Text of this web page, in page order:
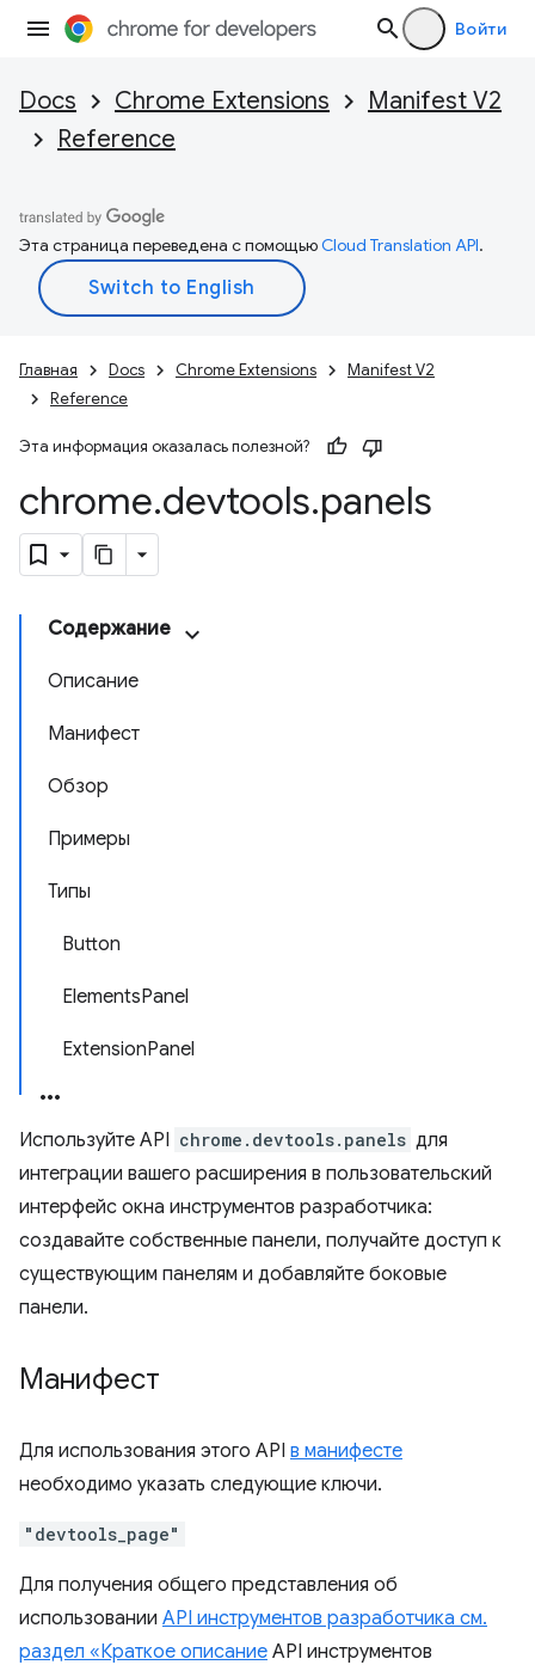
Войти
Docs Chrome Extensions
Manifest V2
Reference
Эта страница переведена с помощьюCloud Translation API.
Главная Docs Chrome Extensions
Manifest V2
Reference
Эта информация оказалась полезной?
chrome.devtools.panels
Содержание
Описание
Манифест
Обзор
Примеры
Типы
Button
ElementsPanel
ExtensionPanel
Используйте API chrome.devtools.panels для
интеграции вашего расширения в пользовательский
интерфейс окна инструментов разработчика:
создавайте собственные панели, получайте доступ к
существующим панелям и добавляйте боковые
панели.
Манифест
Для использования этого API в манифесте
необходимо указать следующие ключи.
"devtools_page"
Для получения общего представления об
использовании API инструментов разработчика см.
раздел «Краткое описание API инструментов